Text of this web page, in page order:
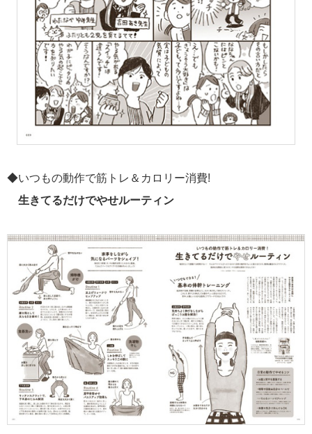
◆いつもの動作で筋トレ＆カロリー消費!
生きてるだけでやせルーティン